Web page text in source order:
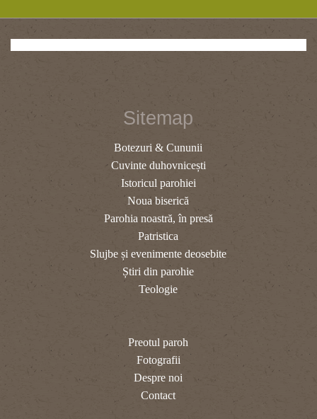
Sitemap
Botezuri & Cununii
Cuvinte duhovnicești
Istoricul parohiei
Noua biserică
Parohia noastră, în presă
Patristica
Slujbe și evenimente deosebite
Știri din parohie
Teologie
Preotul paroh
Fotografii
Despre noi
Contact